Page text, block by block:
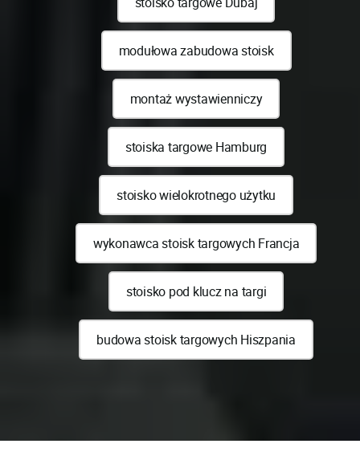
modułowa zabudowa stoisk
montaż wystawienniczy
stoiska targowe Hamburg
stoisko wielokrotnego użytku
wykonawca stoisk targowych Francja
stoisko pod klucz na targi
budowa stoisk targowych Hiszpania